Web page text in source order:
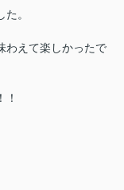
。
わえて楽しかったで